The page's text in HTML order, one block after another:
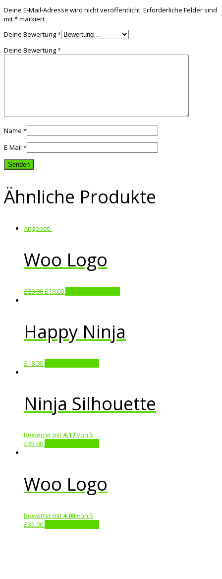
Deine E-Mail-Adresse wird nicht veröffentlicht. Erforderliche Felder sind
mit*markiert
Deine Bewertung*
Deine Bewertung*
Name *
E-Mail *
Ähnliche Produkte
Angebot!
Woo Logo
£20.00£18.00
Happy Ninja
£18.00
Ninja Silhouette
Bewertet mit 4.17von 5
£35.00
Woo Logo
Bewertet mit 4.00von 5
£35.00